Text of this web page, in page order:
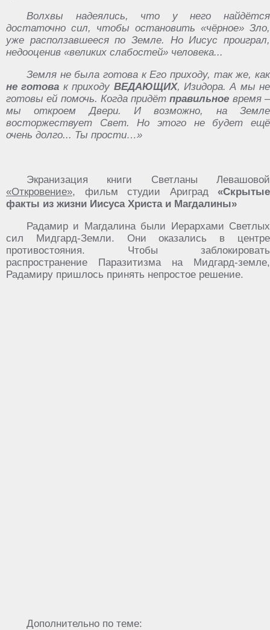
Волхвы надеялись, что у него найдётся
достаточно сил, чтобы остановить «чёрное» Зло,
уже расползавшееся по Земле. Но Иисус проиграл,
недооценив «великих слабостей» человека...
Земля не была готова к Его приходу, так же, как
не готова к приходу ВЕДАЮЩИХ, Изидора. А мы не
готовы ей помочь. Когда придётправильное время –
мы откроем Двери. И возможно, на Земле
восторжествует Свет. Но этого не будет ещё
очень долго... Ты прости…»
Экранизация книги Светланы Левашовой
«Откровение», фильм студии Ариград «Скрытые
факты из жизни Иисуса Христа и Магдалины»
Радамир и Магдалина были Иерархами Светлых
сил Мидгард-Земли. Они оказались в центре
противостояния. Чтобы заблокировать
распространение Паразитизма на Мидгард-земле,
Радамиру пришлось принять непростое решение.
Дополнительно по теме: